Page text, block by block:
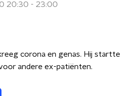
20:30 - 23:00
corona en genas. Hij startte
andere ex-patiënten.